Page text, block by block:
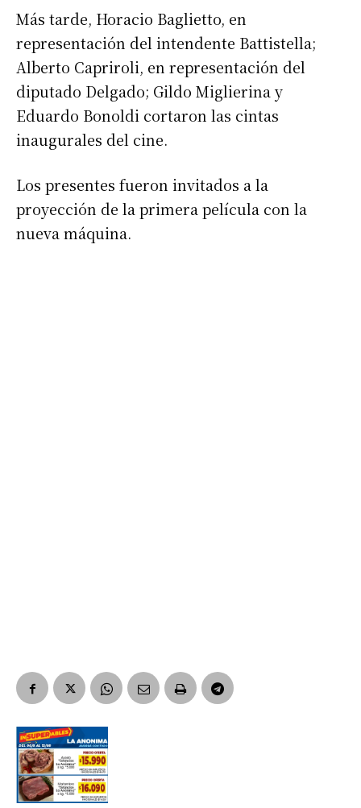
Dirección de correo electrónico*
Nombre
Apellidos
Número de teléfono
Más tarde, Horacio Baglietto, en
representación del intendente Battistella;
Alberto Capriroli, en representación del
diputado Delgado; Gildo Miglierina y
Eduardo Bonoldi cortaron las cintas
inaugurales del cine.
Los presentes fueron invitados a la
proyección de la primera película con la
nueva máquina.